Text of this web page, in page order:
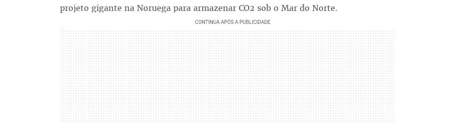
projeto gigante na Noruega para armazenar CO2 sob o Mar do Norte.